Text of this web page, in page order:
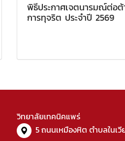
พิธีประกาศเจตนารมณ์ต่อต้
การทุจริต ประจำปี 2569
วิทยาลัยเทคนิคแพร่
5 ถนนเหมืองหิต ตำบลในเวี